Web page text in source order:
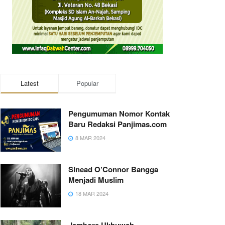
Latest Popular
Pengumuman Nomor Kontak
Baru Redaksi Panjimas.com
8 MAR 2024
Sinead O’Connor Bangga
Menjadi Muslim
18 MAR 2024